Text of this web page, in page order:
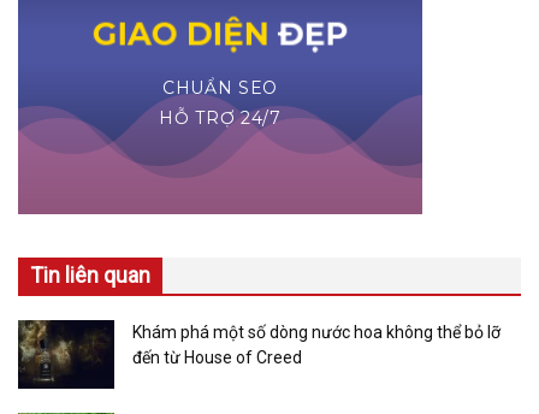
Tin liên quan
Khám phá một số dòng nước hoa không thể bỏ lỡ
đến từ House of Creed